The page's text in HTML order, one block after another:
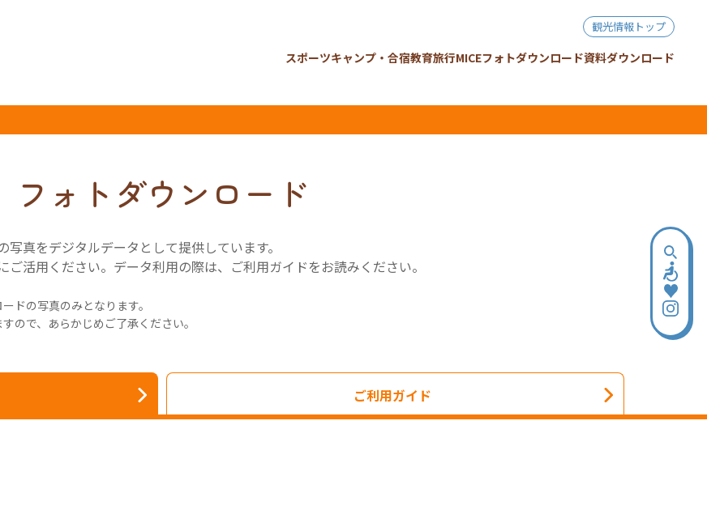
観光情報トップ
スポーツキャンプ・合宿教育旅行MICEフォトダウンロード資料ダウンロード
フォトダウンロード
真をデジタルデータとして提供しています。
活用ください。データ利用の際は、ご利用ガイドをお読みください。
ドの写真のみとなります。
ので、あらかじめご了承ください。
ご利用ガイド